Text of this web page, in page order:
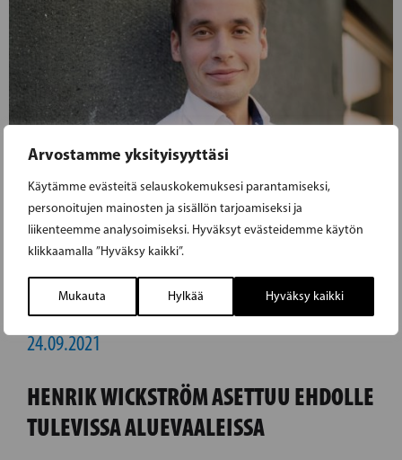
Arvostamme yksityisyyttäsi
Käytämme evästeitä selauskokemuksesi parantamiseksi,
personoitujen mainosten ja sisällön tarjoamiseksi ja
liikenteemme analysoimiseksi. Hyväksyt evästeidemme käytön
klikkaamalla ”Hyväksy kaikki”.
Mukauta Hylkää Hyväksy kaikki
24.09.2021
HENRIK WICKSTRÖM ASETTUU EHDOLLE
TULEVISSA ALUEVAALEISSA